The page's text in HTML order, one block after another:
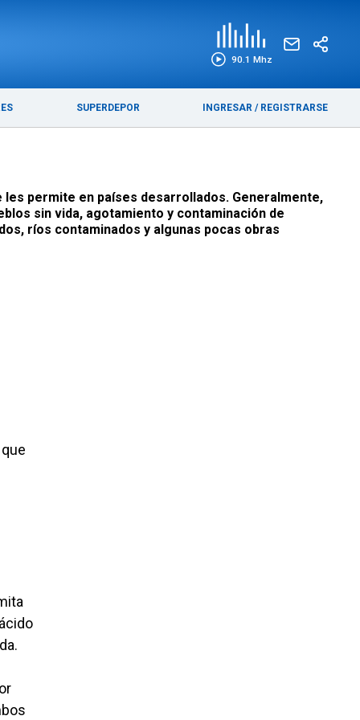
90.1 Mhz
SUPERDEPOR INGRESAR / REGISTRARSE
permite en países desarrollados. Generalmente,
sin vida, agotamiento y contaminación de
ríos contaminados y algunas pocas obras